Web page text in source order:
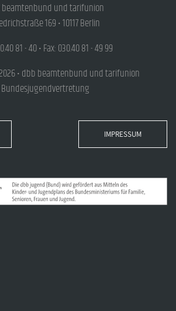
und tarifunion
169 • 10117 Berlin
81 - 40 • Fax: 030.40 81 - 49 99
• dbb beamtenbund und tarifunion
Bundesjugendvertretung
IMPRESSUM